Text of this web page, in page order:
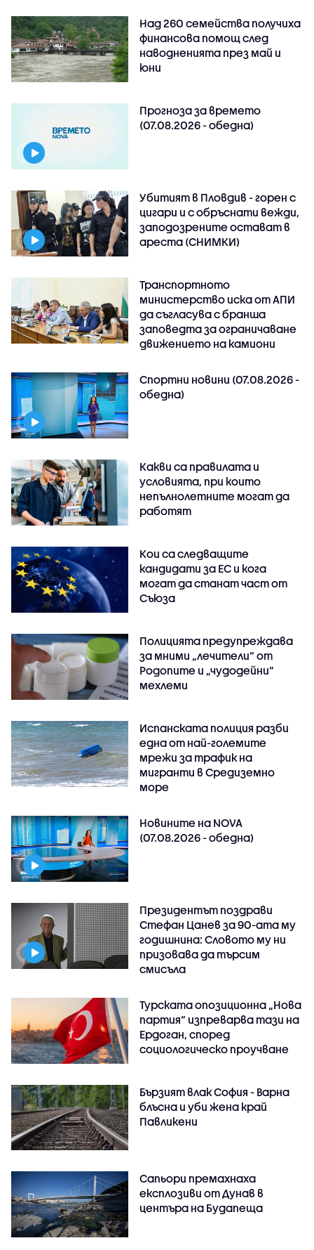
Над 260 семейства получиха
финансова помощ след
наводненията през май и
юни
Прогноза за времето
(07.08.2026 - обедна)
Убитият в Пловдив - горен с
цигари и с обръснати вежди,
заподозрените остават в
ареста (СНИМКИ)
Транспортното
министерство иска от АПИ
да съгласува с бранша
заповедта за ограничаване
движението на камиони
Спортни новини (07.08.2026 -
обедна)
Какви са правилата и
условията, при които
непълнолетните могат да
работят
Кои са следващите
кандидати за ЕС и кога
могат да станат част от
Съюза
Полицията предупреждава
за мними „лечители“ от
Родопите и „чудодейни“
мехлеми
Испанската полиция разби
една от най-големите
мрежи за трафик на
мигранти в Средиземно
море
Новините на NOVA
(07.08.2026 - обедна)
Президентът поздрави
Стефан Цанев за 90-ата му
годишнина: Словото му ни
призовава да търсим
смисъла
Турската опозиционна „Нова
партия“ изпреварва тази на
Ердоган, според
социологическо проучване
Бързият влак София - Варна
блъсна и уби жена край
Павликени
Сапьори премахнаха
експлозиви от Дунав в
центъра на Будапеща